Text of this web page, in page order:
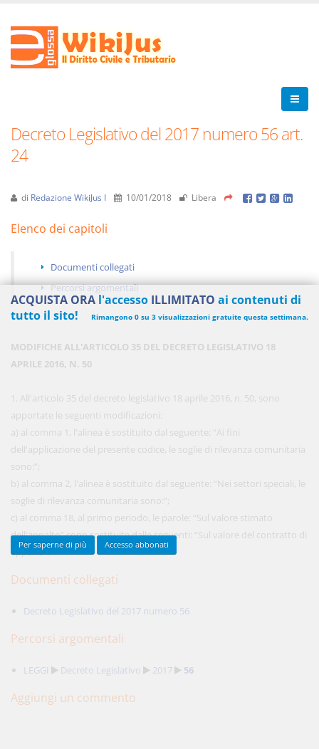
Decreto Legislativo del 2017 numero 56 art.
24
di Redazione WikiJus I 10/01/2018 Libera
Elenco dei capitoli
Documenti collegati
Percorsi argomentali
MODIFICHE ALL'ARTICOLO 35 DEL DECRETO LEGISLATIVO 18
APRILE 2016, N. 50
1. All'articolo 35 del decreto legislativo 18 aprile 2016, n. 50, sono
apportate le seguenti modificazioni:
a) al comma 1, l'alinea è sostituito dal seguente: “Ai fini
dell'applicazione del presente codice, le soglie di rilevanza comunitaria
sono:”;
b) al comma 2, l'alinea è sostituito dal seguente: “Nei settori speciali, le
soglie di rilevanza comunitaria sono:”;
c) al comma 18, al primo periodo, le parole: “Sul valore stimato
dell'appalto” sono sostituite dalle seguenti: “Sul valore del contratto di
appalto”.
Documenti collegati
Decreto Legislativo del 2017 numero 56
Percorsi argomentali
LEGGI Decreto Legislativo 2017 56
Aggiungi un commento
ACQUISTA ORA l'accesso ILLIMITATO ai contenuti di
tutto il sito!
Rimangono 0 su 3 visualizzazioni gratuite questa settimana.
anziché 570.00€ risparmi il 21%!
Acquista ora
Acquista ora
Per saperne di più Accesso abbonati